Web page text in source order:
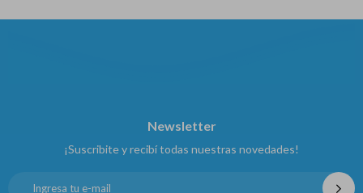
Newsletter
¡Suscribite y recibí todas nuestras novedades!